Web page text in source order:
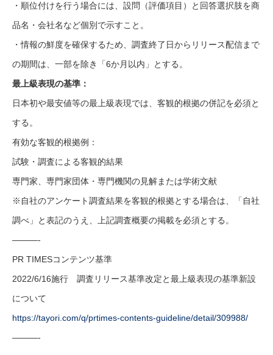
・順位付けを行う場合には、設問（評価項目）と回答選択肢を商
品名・会社名など個別で示すこと。
・情報の鮮度を確保するため、調査終了日からリリース配信まで
の期間は、一部を除き「6か月以内」とする。
最上級表現の基準：
日本初や最安値等の最上級表現では、客観的根拠の併記を必須と
する。
有効な客観的根拠例：
試験・調査による客観的結果
専門家、専門家団体・専門機関の見解または学術文献
※自社のアンケート調査結果を客観的根拠とする場合は、「自社
調べ」と表記のうえ、上記調査概要の掲載を必須とする。
———-
PR TIMESコンテンツ基準
2022/6/16施行 調査リリース基準改定と最上級表現の基準新設
について
https://tayori.com/q/prtimes-contents-guideline/detail/309988/
———-